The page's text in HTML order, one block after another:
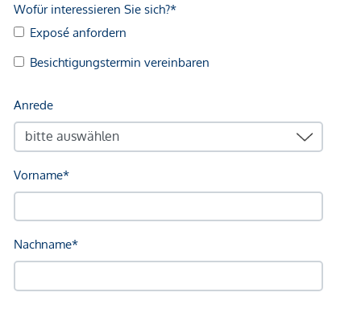
Einkaufszentrum <750m
Geldautomat <250m
Post <250m
Polizei <750m
Straßenbahn <250m
Bahnhof <750m
Autobahnanschluss <2.250m